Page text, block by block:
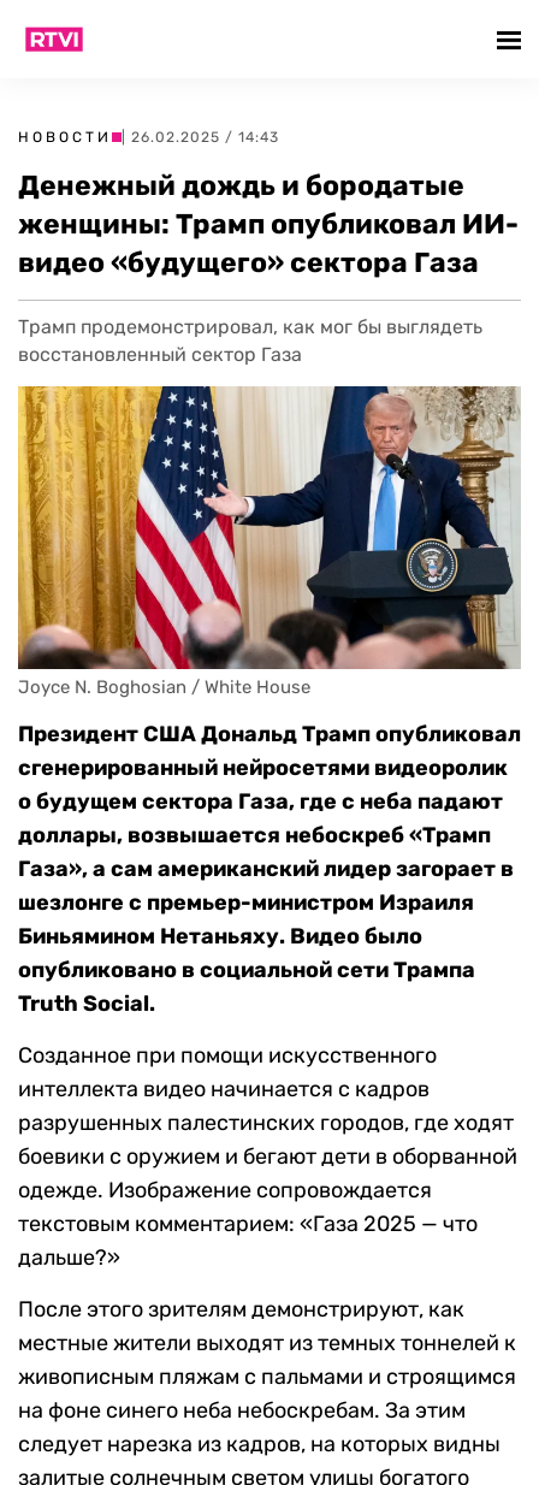
НОВОСТИ | 26.02.2025 / 14:43
Денежный дождь и бородатые
женщины: Трамп опубликовал ИИ-
видео «будущего» сектора Газа
Трамп продемонстрировал, как мог бы выглядеть
восстановленный сектор Газа
Joyce N. Boghosian / White House
Президент США Дональд Трамп опубликовал
сгенерированный нейросетями видеоролик
о будущем сектора Газа, где с неба падают
доллары, возвышается небоскреб «Трамп
Газа», а сам американский лидер загорает в
шезлонге с премьер-министром Израиля
Биньямином Нетаньяху. Видео было
опубликовано в социальной сети Трампа
Truth Social.
Созданное при помощи искусственного
интеллекта видео начинается с кадров
разрушенных палестинских городов, где ходят
боевики с оружием и бегают дети в оборванной
одежде. Изображение сопровождается
текстовым комментарием: «Газа 2025 — что
дальше?»
После этого зрителям демонстрируют, как
местные жители выходят из темных тоннелей к
живописным пляжам с пальмами и строящимся
на фоне синего неба небоскребам. За этим
следует нарезка из кадров, на которых видны
залитые солнечным светом улицы богатого